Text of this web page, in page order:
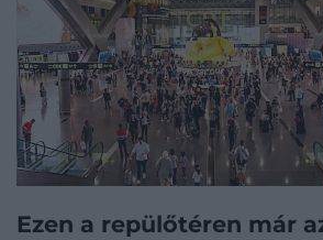
Ezen a repülőtéren már